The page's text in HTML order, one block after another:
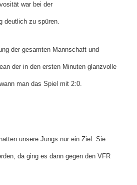
war bei der
deutlich zu spüren.
der gesamten Mannschaft und
der in den ersten Minuten glanzvolle
man das Spiel mit 2:0.
unsere Jungs nur ein Ziel: Sie
da ging es dann gegen den VFR